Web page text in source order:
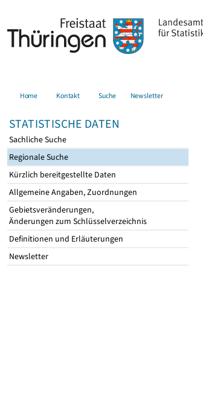
Home Kontakt Suche Newsletter
STATISTISCHE DATEN
Sachliche Suche
Regionale Suche
Kürzlich bereitgestellte Daten
Allgemeine Angaben, Zuordnungen
Gebietsveränderungen,
Änderungen zum Schlüsselverzeichnis
Definitionen und Erläuterungen
Newsletter